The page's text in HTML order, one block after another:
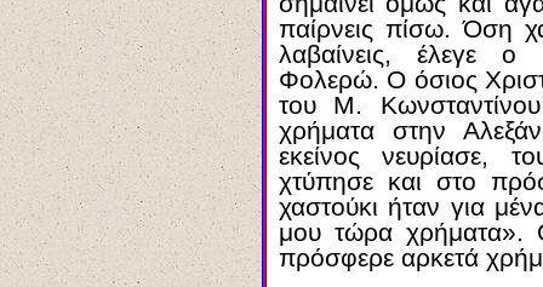
παίρνεις πίσω. Όση
λαβαίνεις, έλεγε
Φολερώ. Ο όσιος
του Μ.
χρήματα στην
εκείνος νευρίασε,
χτύπησε και στο
χαστούκι ήταν για
μου τώρα χρήματα».
πρόσφερε αρκετά